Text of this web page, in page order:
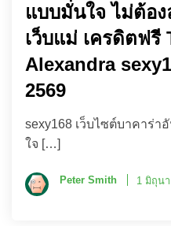
แบบมั่นใจ ไม่ต้อ
เว็บแม่ เครดิตฟรี
Alexandra
2569
sexy168 เว็บไซต์บาคาร่
ใจ […]
Peter Smith 1 มิถุน